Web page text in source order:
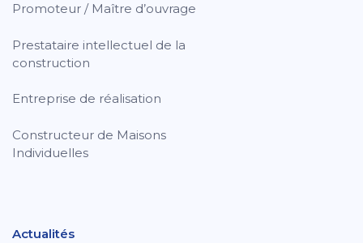
Promoteur / Maître d’ouvrage
Prestataire intellectuel de la
construction
Entreprise de réalisation
Constructeur de Maisons
Individuelles
Actualités